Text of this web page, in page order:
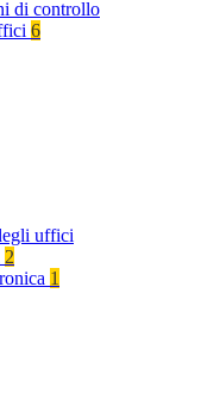
di controllo
6
uffici
2
1